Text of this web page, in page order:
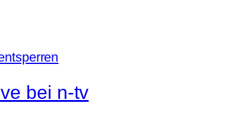
bei n-tv